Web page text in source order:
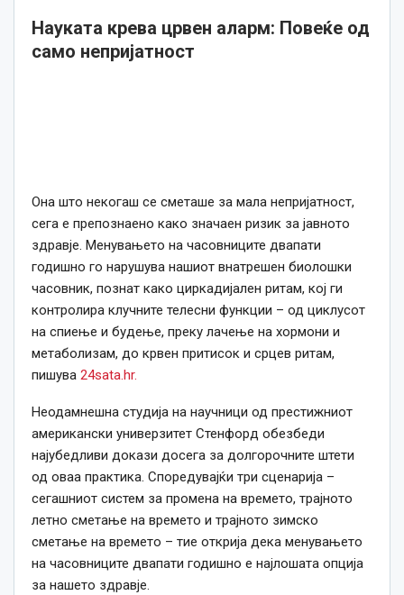
Науката крева црвен аларм: Повеќе од
само непријатност
Она што некогаш се сметаше за мала непријатност,
сега е препознаено како значаен ризик за јавното
здравје. Менувањето на часовниците двапати
годишно го нарушува нашиот внатрешен биолошки
часовник, познат како циркадијален ритам, кој ги
контролира клучните телесни функции – од циклусот
на спиење и будење, преку лачење на хормони и
метаболизам, до крвен притисок и срцев ритам,
пишува 24sata.hr.
Неодамнешна студија на научници од престижниот
американски универзитет Стенфорд обезбеди
најубедливи докази досега за долгорочните штети
од оваа практика. Споредувајќи три сценарија –
сегашниот систем за промена на времето, трајното
летно сметање на времето и трајното зимско
сметање на времето – тие открија дека менувањето
на часовниците двапати годишно е најлошата опција
за нашето здравје.